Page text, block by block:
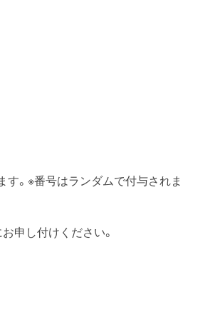
。※番号はランダムで付与されま
申し付けください。